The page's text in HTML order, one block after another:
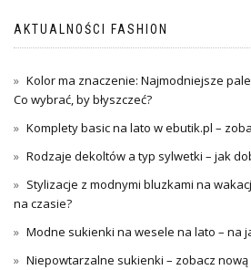
AKTUALNOŚCI FASHION
Kolor ma znaczenie: Najmodniejsze
Co wybrać, by błyszczeć?
Komplety basic na lato w ebutik.pl –
Rodzaje dekoltów a typ sylwetki – jak
Stylizacje z modnymi bluzkami na
na czasie?
Modne sukienki na wesele na lato – na
Niepowtarzalne sukienki – zobacz